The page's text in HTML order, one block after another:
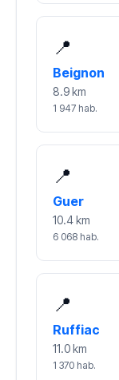
📍
Beignon
8.9 km
1 947 hab.
📍
Guer
10.4 km
6 068 hab.
📍
Ruffiac
11.0 km
1 370 hab.